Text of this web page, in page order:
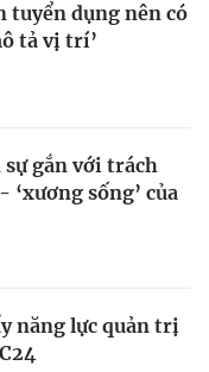
tuyển dụng nên có
tả vị trí’
gắn với trách
sống’ của
năng lực quản trị